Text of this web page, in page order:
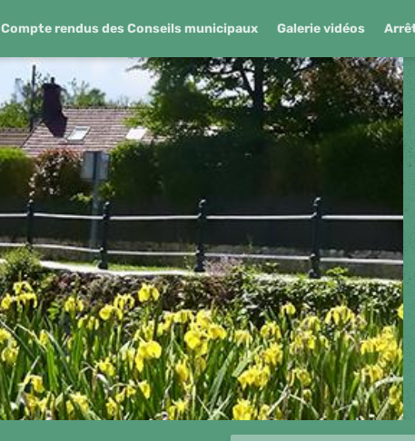
Compte rendus des Conseils municipaux Galerie vidéos